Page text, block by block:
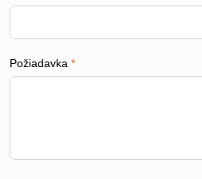
Požiadavka *